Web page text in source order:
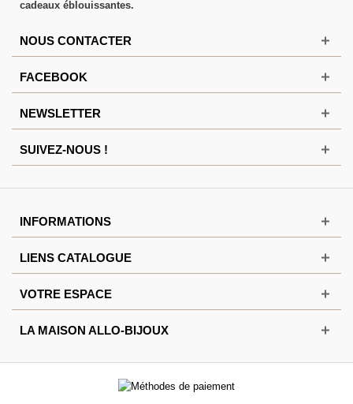
cadeaux éblouissantes.
NOUS CONTACTER
FACEBOOK
NEWSLETTER
SUIVEZ-NOUS !
INFORMATIONS
LIENS CATALOGUE
VOTRE ESPACE
LA MAISON ALLO-BIJOUX